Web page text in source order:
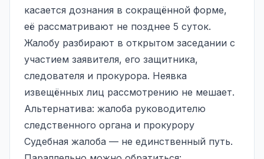
касается дознания в сокращённой форме,
её рассматривают не позднее 5 суток.
Жалобу разбирают в открытом заседании с
участием заявителя, его защитника,
следователя и прокурора. Неявка
извещённых лиц рассмотрению не мешает.
Альтернатива: жалоба руководителю
следственного органа и прокурору
Судебная жалоба — не единственный путь.